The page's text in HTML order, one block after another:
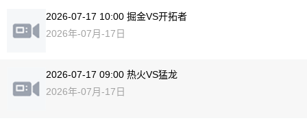
2026-07-17 10:00 掘金VS开拓者
2026年-07月-17日
2026-07-17 09:00 热火VS猛龙
2026年-07月-17日